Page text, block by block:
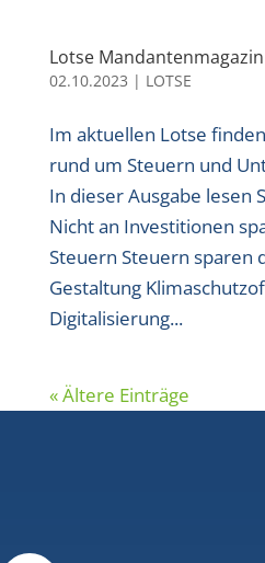
Lotse
02.10.2023 | LOTSE
Im aktuellen Lotse
rund um Steuern und
In dieser Ausgabe lesen
Nicht an Investitionen
Steuern Steuern sparen
Gestaltung
Digitalisierung...
« Ältere Einträge